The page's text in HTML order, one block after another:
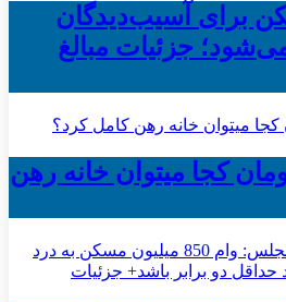
برای آسیب‌دیدگان
جزئیات مبالغ
تومان کجا میتوان خانه رهن